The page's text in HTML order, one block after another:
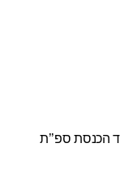
הכנסת ספ’’ת